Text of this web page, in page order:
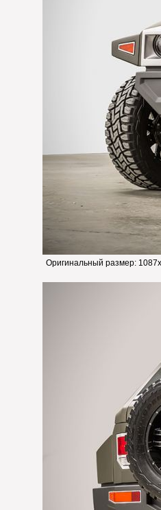
Оригинальный размер: